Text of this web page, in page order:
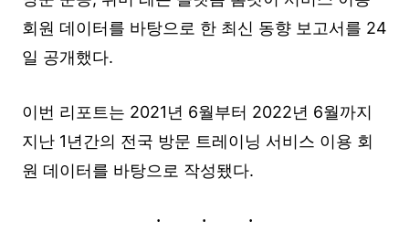
회원 데이터를 바탕으로 한 최신 동향 보고서를 24
일 공개했다.
이번 리포트는 2021년 6월부터 2022년 6월까지
지난 1년간의 전국 방문 트레이닝 서비스 이용 회
원 데이터를 바탕으로 작성됐다.